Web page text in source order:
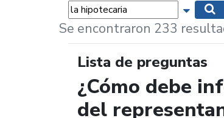
Palabras...
Se encontraron 233
Lista de preguntas
¿Cómo debe
del